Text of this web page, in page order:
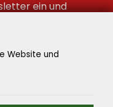
ein und
Website und